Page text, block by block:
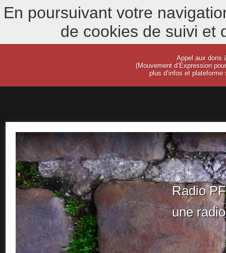
En poursuivant votre
de cookies de suivi et
Appel aux dons
(Mouvement d’Expression
plus d’infos et
Radio
une